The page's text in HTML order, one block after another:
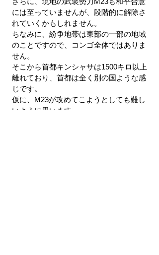
には至っていませんが、段階的に解除さ
れていくかもしれません。
ちなみに、紛争地帯は東部の一部の地域
のことですので、コンゴ全体ではありま
せん。
そこから首都キンシャサは1500キロ以上
離れており、首都は全く別の国ような感
じです。
仮に、M23が攻めてこようとしても難し
いように思います。